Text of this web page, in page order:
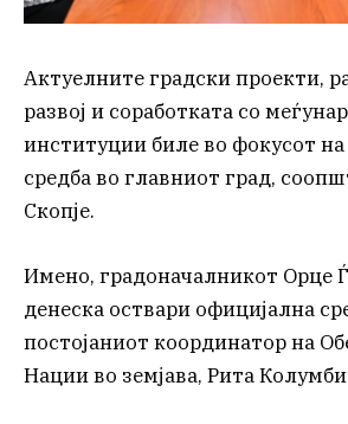
Актуелните градски проекти,
развој и соработката со
институции биле во фокусот
средба во главниот град,
Скопје.
Имено, градоначалникот Орце
денеска оствари официјална
постојаниот координатор на
Нации во земјава, Рита